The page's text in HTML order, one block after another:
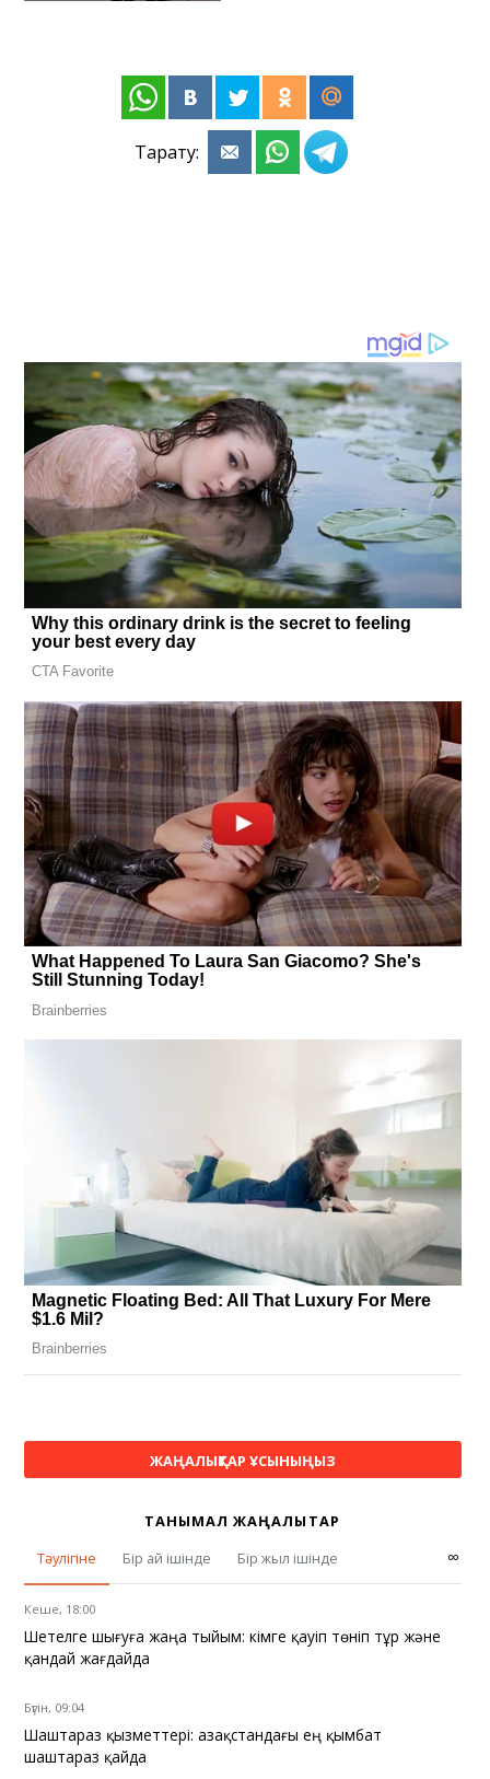
Тарату:
ЖАҢАЛЫҚТАР ҰСЫНЫҢЫЗ
ТАНЫМАЛ ЖАҢАЛЫҚТАР
Тәулігіне
Бір ай ішінде Бір жыл ішінде ∞
Кеше, 18:00
Шетелге шығуға жаңа тыйым: кімге қауіп төніп тұр және
қандай жағдайда
Бүгін, 09:04
Шаштараз қызметтері: Қазақстандағы ең қымбат
шаштараз қайда